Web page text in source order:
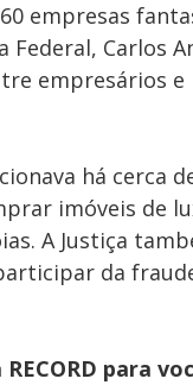
empresas
Federal, Carlos
empresários e
há cerca
imóveis de
A Justiça
da
para